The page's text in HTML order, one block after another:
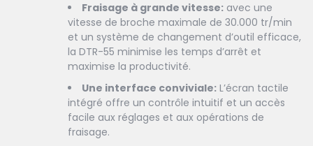
Fraisage à grande vitesse: avec une
vitesse de broche maximale de 30.000 tr/min
et un système de changement d’outil efficace,
la DTR-55 minimise les temps d’arrêt et
maximise la productivité.
Une interface conviviale: L’écran tactile
intégré offre un contrôle intuitif et un accès
facile aux réglages et aux opérations de
fraisage.